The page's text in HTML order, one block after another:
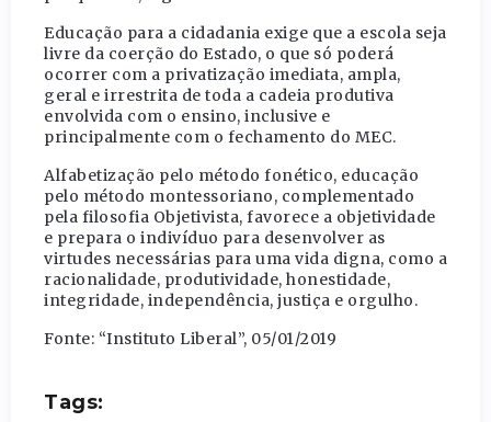
Educação para a cidadania exige que a escola seja
livre da coerção do Estado, o que só poderá
ocorrer com a privatização imediata, ampla,
geral e irrestrita de toda a cadeia produtiva
envolvida com o ensino, inclusive e
principalmente com o fechamento do MEC.
Alfabetização pelo método fonético, educação
pelo método montessoriano, complementado
pela filosofia Objetivista, favorece a objetividade
e prepara o indivíduo para desenvolver as
virtudes necessárias para uma vida digna, como a
racionalidade, produtividade, honestidade,
integridade, independência, justiça e orgulho.
Fonte: “Instituto Liberal”, 05/01/2019
Tags: